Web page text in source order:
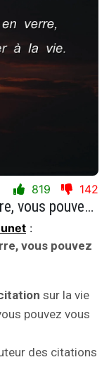
819 142
Vous nâ€™avez pas les os en verre, vous pouvez vous cogner Ã la vie.
:
vous pouvez
sur la vie
pouvez vous
des citations